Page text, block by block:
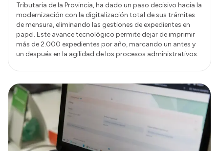
Tributaria de la Provincia, ha dado un paso decisivo hacia la
modernización con la digitalización total de sus trámites
de mensura, eliminando las gestiones de expedientes en
papel. Este avance tecnológico permite dejar de imprimir
más de 2.000 expedientes por año, marcando un antes y
un después en la agilidad de los procesos administrativos.